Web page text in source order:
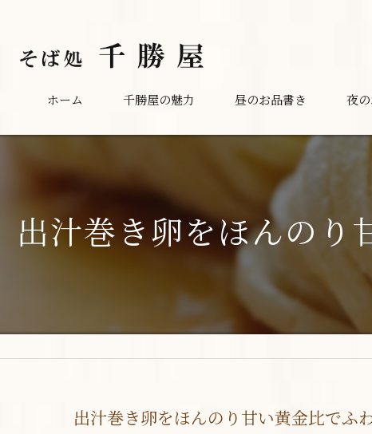
ホーム 千勝屋の魅力 昼のお品書き 夜
出汁巻き卵をほんのり
出汁巻き卵をほんのり甘い黄金比でふ